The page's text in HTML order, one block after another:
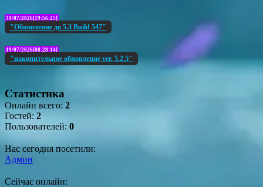
31/07/2026[19:56:25]
"Обновление до 5.3 Build 547"
19/07/2026[08:28:14]
"накопительное обновление ver. 5.2.5"
Статистика
Онлайн всего: 2
Гостей: 2
Пользователей: 0
Нас сегодня посетили:
Админ
Сейчас онлайн: